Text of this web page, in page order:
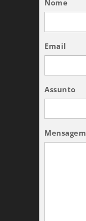
Nome
Email
Assunto
Mensagem